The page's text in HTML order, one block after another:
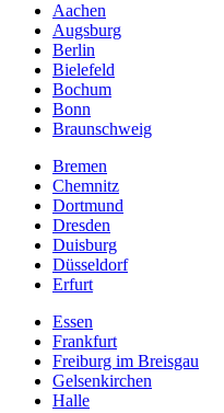
Aachen
Augsburg
Berlin
Bielefeld
Bochum
Bonn
Braunschweig
Bremen
Chemnitz
Dortmund
Dresden
Duisburg
Düsseldorf
Erfurt
Essen
Frankfurt
Freiburg im Breisgau
Gelsenkirchen
Halle